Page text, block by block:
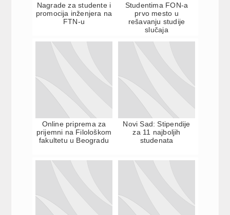
Nagrade za studente i
promocija inženjera na
FTN-u
Studentima FON-a
prvo mesto u
rešavanju studije
slučaja
Online priprema za
prijemni na Filološkom
fakultetu u Beogradu
Novi Sad: Stipendije
za 11 najboljih
studenata